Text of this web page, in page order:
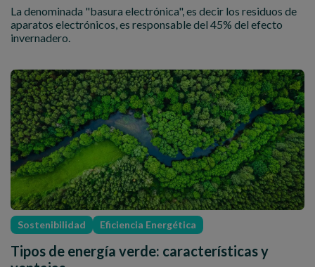
La denominada "basura electrónica", es decir los residuos de
aparatos electrónicos, es responsable del 45% del efecto
invernadero.
Sostenibilidad Eficiencia Energética
Tipos de energía verde: características y